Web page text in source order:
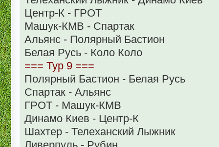
Центр-К - ГРОТ
Машук-КМВ - Спартак
Альянс - Полярный Бастион
Белая Русь - Коло Коло
=== Тур 9 ===
Полярный Бастион - Белая Русь
Спартак - Альянс
ГРОТ - Машук-КМВ
Динамо Киев - Центр-К
Шахтер - Телеханский Лыжник